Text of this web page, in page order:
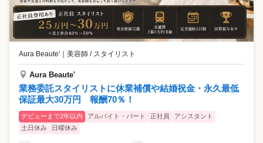
Aura Beaute' ｜ 美容師 / スタイリスト
Aura Beaute'
業務委託スタイリストに休業補償や結婚祝金・永久最低
保証最大30万円 報酬70％！
デビューまで2年以内 アルバイト・パート 正社員
アシスタント
土日休み
日曜休み